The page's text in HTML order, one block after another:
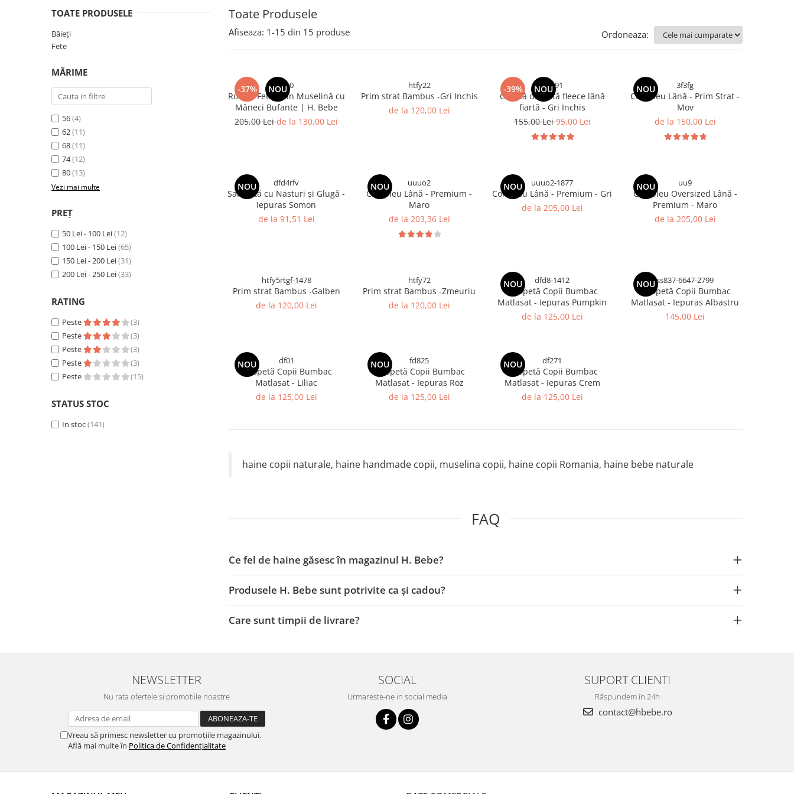
Toate Produsele
TOATE PRODUSELE
Băieți
Fete
MĂRIME
56(4)
62(11)
68(11)
74(12)
80(13)
Vezi mai multe
PREȚ
50 Lei - 100 Lei(12)
100 Lei - 150 Lei(65)
150 Lei - 200 Lei(31)
200 Lei - 250 Lei(33)
RATING
Peste
(3)
Peste
(3)
Peste
(3)
Peste
(3)
Peste
(15)
STATUS STOC
In stoc(141)
Afiseaza: 1-15 din 15 produse Ordoneaza:
-37% NOUsss0
Rochie Fetița din Muselină cu
Mâneci Bufante | H. Bebe
205,00 Leide la 130,00 Lei
htfy22
Prim strat Bambus -Gri Inchis
de la 120,00 Lei
-39% NOU
C2591
Cagulă dublată fleece lână
fiartă - Gri Inchis
155,00 Lei95,00 Lei
NOU 3f3fg
Compleu Lână - Prim Strat -
Mov
de la 150,00 Lei
NOU dfd4rfv
Salopetă cu Nasturi și Glugă -
Iepuras Somon
de la 91,51 Lei
NOU uuuo2
Compleu Lână - Premium -
Maro
de la 203,36 Lei
NOU uuuo2-1877
Compleu Lână - Premium - Gri
de la 205,00 Lei
NOU uu9
Compleu Oversized Lână -
Premium - Maro
de la 205,00 Lei
htfy5rtgf-1478
Prim strat Bambus -Galben
de la 120,00 Lei
htfy72
Prim strat Bambus -Zmeuriu
de la 120,00 Lei
NOU dfd8-1412
Salopetă Copii Bumbac
Matlasat - Iepuras Pumpkin
de la 125,00 Lei
NOUss837-6647-2799
Salopetă Copii Bumbac
Matlasat - Iepuras Albastru
145,00 Lei
NOU df01
Salopetă Copii Bumbac
Matlasat - Liliac
de la 125,00 Lei
NOU fd825
Salopetă Copii Bumbac
Matlasat - Iepuras Roz
de la 125,00 Lei
NOU df271
Salopetă Copii Bumbac
Matlasat - Iepuras Crem
de la 125,00 Lei
haine copii naturale, haine handmade copii, muselina copii, haine copii Romania, haine bebe naturale
FAQ
Ce fel de haine găsesc în magazinul H. Bebe?
Produsele H. Bebe sunt potrivite ca și cadou?
Care sunt timpii de livrare?
NEWSLETTER
Nu rata ofertele si promotiile noastre
Vreau să primesc newsletter cu promoțiile magazinului.
Află mai multe în Politica de Confidențialitate
SOCIAL
Urmareste-ne in social media
SUPORT CLIENTI
Răspundem în 24h
contact@hbebe.ro